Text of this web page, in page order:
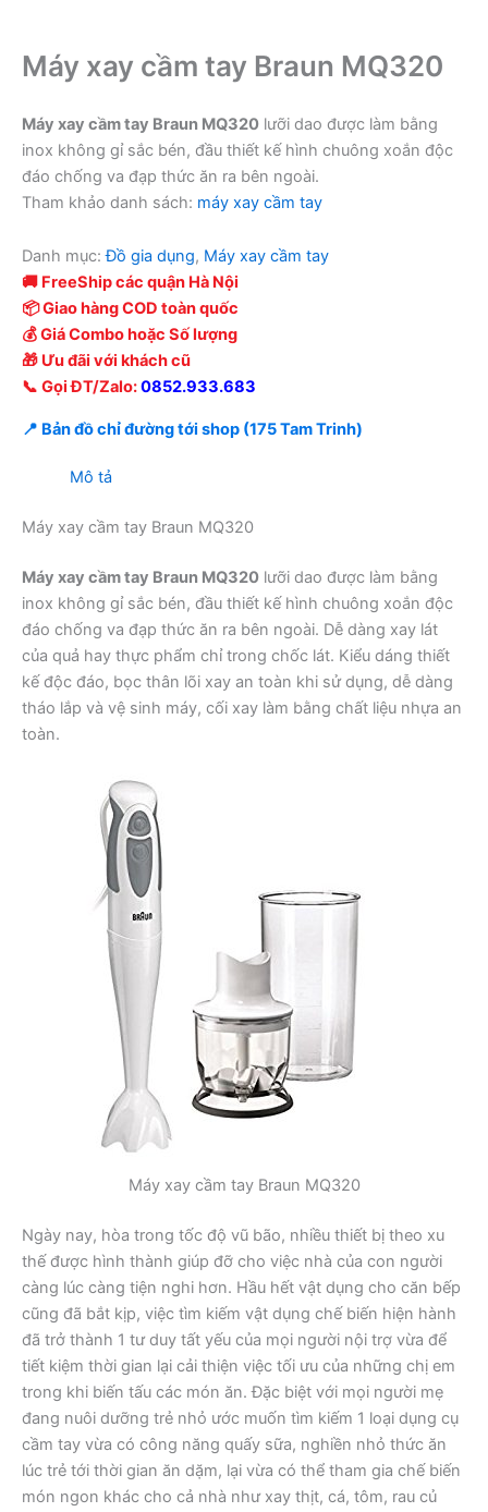
Máy xay cầm tay Braun MQ320
Máy xay cầm tay Braun MQ320 lưỡi dao được làm bằng
inox không gỉ sắc bén, đầu thiết kế hình chuông xoắn độc
đáo chống va đạp thức ăn ra bên ngoài.
Tham khảo danh sách: máy xay cầm tay
Danh mục:Đồ gia dụng, Máy xay cầm tay
🚚 FreeShip các quận Hà Nội
📦 Giao hàng COD toàn quốc
💰 Giá Combo hoặc Số lượng
🎁 Ưu đãi với khách cũ
📞 Gọi ĐT/Zalo:0852.933.683
📍 Bản đồ chỉ đường tới shop (175 Tam Trinh)
Mô tả
Máy xay cầm tay Braun MQ320
Máy xay cầm tay Braun MQ320 lưỡi dao được làm bằng
inox không gỉ sắc bén, đầu thiết kế hình chuông xoắn độc
đáo chống va đạp thức ăn ra bên ngoài. Dễ dàng xay lát
của quả hay thực phẩm chỉ trong chốc lát. Kiểu dáng thiết
kế độc đáo, bọc thân lõi xay an toàn khi sử dụng, dễ dàng
tháo lắp và vệ sinh máy, cối xay làm bằng chất liệu nhựa an
toàn.
Máy xay cầm tay Braun MQ320
Ngày nay, hòa trong tốc độ vũ bão, nhiều thiết bị theo xu
thế được hình thành giúp đỡ cho việc nhà của con người
càng lúc càng tiện nghi hơn. Hầu hết vật dụng cho căn bếp
cũng đã bắt kịp, việc tìm kiếm vật dụng chế biến hiện hành
đã trở thành 1 tư duy tất yếu của mọi người nội trợ vừa để
tiết kiệm thời gian lại cải thiện việc tối ưu của những chị em
trong khi biến tấu các món ăn. Đặc biệt với mọi người mẹ
đang nuôi dưỡng trẻ nhỏ ước muốn tìm kiếm 1 loại dụng cụ
cầm tay vừa có công năng quấy sữa, nghiền nhỏ thức ăn
lúc trẻ tới thời gian ăn dặm, lại vừa có thể tham gia chế biến
món ngon khác cho cả nhà như xay thịt, cá, tôm, rau củ